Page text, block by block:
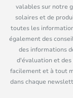
valables sur notre
solaires et de
toutes les
également des
des informations
d'évaluation et des
facilement et à tout
dans chaque